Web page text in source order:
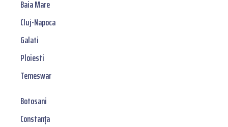
Baia Mare
Cluj-Napoca
Galati
Ploiesti
Temeswar
Botosani
Constanța